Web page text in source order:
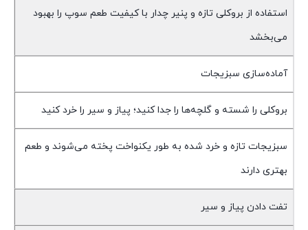
استفاده از بروکلی تازه و پنیر چدار با کیفیت طعم سوپ را بهبود
می‌بخشد
آماده‌سازی سبزیجات
بروکلی را شسته و گلچه‌ها را جدا کنید؛ پیاز و سیر را خرد کنید
سبزیجات تازه و خرد شده به طور یکنواخت پخته می‌شوند و طعم
بهتری دارند
تفت دادن پیاز و سیر